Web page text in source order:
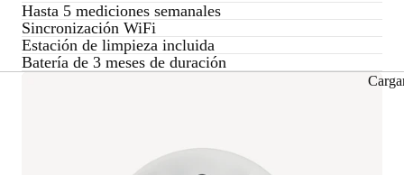
Hasta 5 mediciones semanales
Sincronización WiFi
Estación de limpieza incluida
Batería de 3 meses de duración